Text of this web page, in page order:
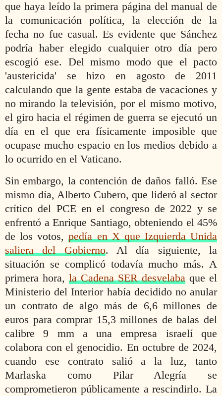
que haya leído la primera página del manual de
la comunicación política, la elección de la
fecha no fue casual. Es evidente que Sánchez
podría haber elegido cualquier otro día pero
escogió ese. Del mismo modo que el pacto
'austericida' se hizo en agosto de 2011
calculando que la gente estaba de vacaciones y
no mirando la televisión, por el mismo motivo,
el giro hacia el régimen de guerra se ejecutó un
día en el que era físicamente imposible que
ocupase mucho espacio en los medios debido a
lo ocurrido en el Vaticano.
Sin embargo, la contención de daños falló. Ese
mismo día, Alberto Cubero, que lideró al sector
crítico del PCE en el congreso de 2022 y se
enfrentó a Enrique Santiago, obteniendo el 45%
de los votos,pedía en X que Izquierda Unida
saliera del Gobierno. Al día siguiente, la
situación se complicó todavía mucho más. A
primera hora, la Cadena SER desvelaba que el
Ministerio del Interior había decidido no anular
un contrato de algo más de 6,6 millones de
euros para comprar 15,3 millones de balas del
calibre 9 mm a una empresa israelí que
colabora con el genocidio. En octubre de 2024,
cuando ese contrato salió a la luz, tanto
Marlaska como Pilar Alegría se
comprometieron públicamente a rescindirlo. La